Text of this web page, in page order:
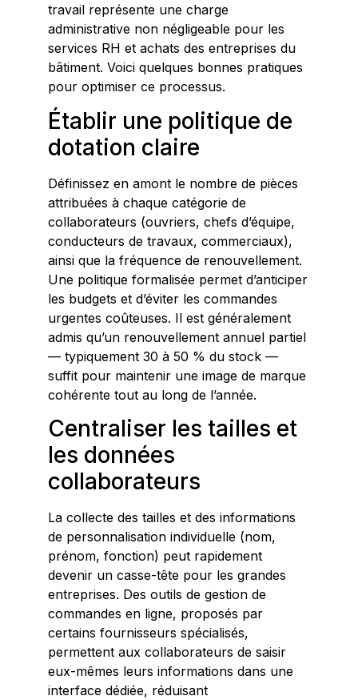
travail représente une charge
administrative non négligeable pour les
services RH et achats des entreprises du
bâtiment. Voici quelques bonnes pratiques
pour optimiser ce processus.
Établir une politique de
dotation claire
Définissez en amont le nombre de pièces
attribuées à chaque catégorie de
collaborateurs (ouvriers, chefs d’équipe,
conducteurs de travaux, commerciaux),
ainsi que la fréquence de renouvellement.
Une politique formalisée permet d’anticiper
les budgets et d’éviter les commandes
urgentes coûteuses. Il est généralement
admis qu’un renouvellement annuel partiel
— typiquement 30 à 50 % du stock —
suffit pour maintenir une image de marque
cohérente tout au long de l’année.
Centraliser les tailles et
les données
collaborateurs
La collecte des tailles et des informations
de personnalisation individuelle (nom,
prénom, fonction) peut rapidement
devenir un casse-tête pour les grandes
entreprises. Des outils de gestion de
commandes en ligne, proposés par
certains fournisseurs spécialisés,
permettent aux collaborateurs de saisir
eux-mêmes leurs informations dans une
interface dédiée, réduisant